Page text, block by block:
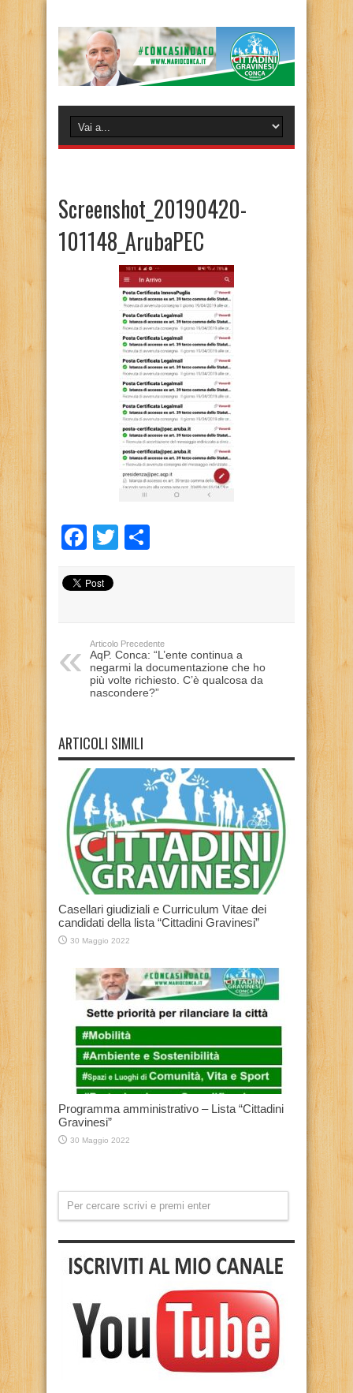
Screenshot_20190420-
101148_ArubaPEC
Facebook
Twitter
Articolo Precedente
AqP. Conca: “L’ente continua a
negarmi la documentazione che ho
più volte richiesto. C’è qualcosa da
nascondere?”
ARTICOLI SIMILI
Casellari giudiziali e Curriculum Vitae dei
candidati della lista “Cittadini Gravinesi”
30 Maggio 2022
Programma amministrativo – Lista “Cittadini
Gravinesi”
30 Maggio 2022